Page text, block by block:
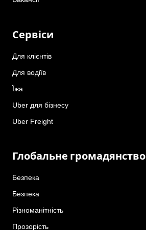
Сервіси
Для клієнтів
Для водіїв
Їжа
Uber для бізнесу
Uber Freight
Глобальне громадянство
Безпека
Безпека
Різноманітність
Прозорість